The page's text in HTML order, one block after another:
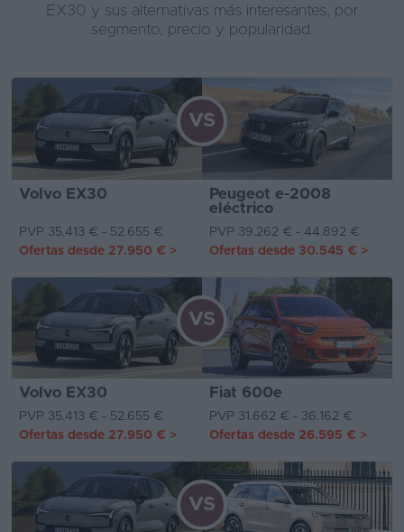
EX30 y sus alternativas más interesantes, por
segmento, precio y popularidad.
Volvo EX30
Peugeot e-2008
eléctrico
VS
PVP 35.413 € - 52.655 €
PVP 39.262 € - 44.892 €
Ofertas desde 27.950 € > Ofertas desde 30.545 € >
Volvo EX30 Fiat 600e
VS
PVP 35.413 € - 52.655 €
PVP 31.662 € - 36.162 €
Ofertas desde 27.950 € > Ofertas desde 26.595 € >
VS